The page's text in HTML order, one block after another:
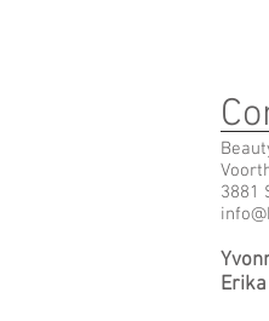
3881
Erika